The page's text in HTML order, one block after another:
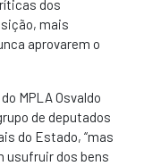
dos
mais
aprovarem o
MPLA Osvaldo
de deputados
do Estado, “mas
usufruir dos bens